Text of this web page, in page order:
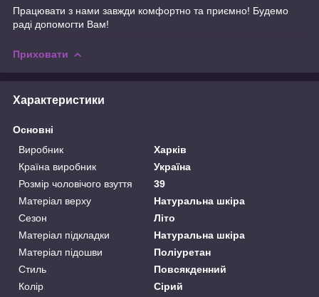
Працювати з нами завжди комфортно та приємно! Будемо
раді допомогти Вам!
Приховати
Характеристики
Основні
Виробник
Харків
Країна виробник
Україна
Розмір чоловічого взуття
39
Матеріал верху
Натуральна шкіра
Сезон
Літо
Матеріал підкладки
Натуральна шкіра
Матеріал підошви
Поліуретан
Стиль
Повсякденний
Колір
Сірий